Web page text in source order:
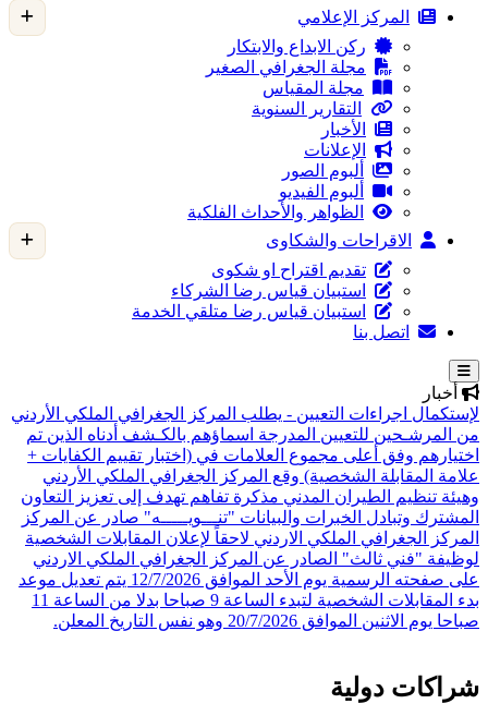
المركز الإعلامي
ركن الابداع والابتكار
مجلة الجغرافي الصغير
مجلة المقياس
التقارير السنوية
الأخبار
الإعلانات
ألبوم الصور
ألبوم الفيديو
الظواهر والأحداث الفلكية
الاقراحات والشكاوى
تقديم اقتراح او شكوى
استبيان قياس رضا الشركاء
استبيان قياس رضا متلقي الخدمة
اتصل بنا
أخبار
لإستكمال اجراءات التعيين - يطلب المركز الجغرافي الملكي الأردني
من المرشـحين للتعيين المدرجة اسماؤهم بالكـشف أدناه الذين تم
اختيارهم وفق أعلى مجموع العلامات في (اختبار تقييم الكفايات +
علامة المقابلة الشخصية) وقع المركز الجغرافي الملكي الأردني
وهيئة تنظيم الطيران المدني مذكرة تفاهم تهدف إلى تعزيز التعاون
المشترك وتبادل الخبرات والبيانات "تنـــويـــــه" صادر عن المركز
المركز الجغرافي الملكي الاردني لاحقاً لإعلان المقابلات الشخصية
لوظيفة "فني ثالث" الصادر عن المركز الجغرافي الملكي الاردني
على صفحته الرسمية يوم الأحد الموافق 12/7/2026 يتم تعديل موعد
بدء المقابلات الشخصية لتبدء الساعة 9 صباحا بدلا من الساعة 11
صباحا يوم الاثنين الموافق 20/7/2026 وهو نفس التاريخ المعلن.
شراكات دولية